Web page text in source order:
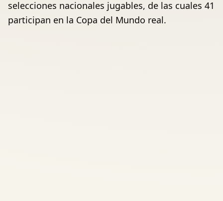
selecciones nacionales jugables, de las cuales 41
participan en la Copa del Mundo real.